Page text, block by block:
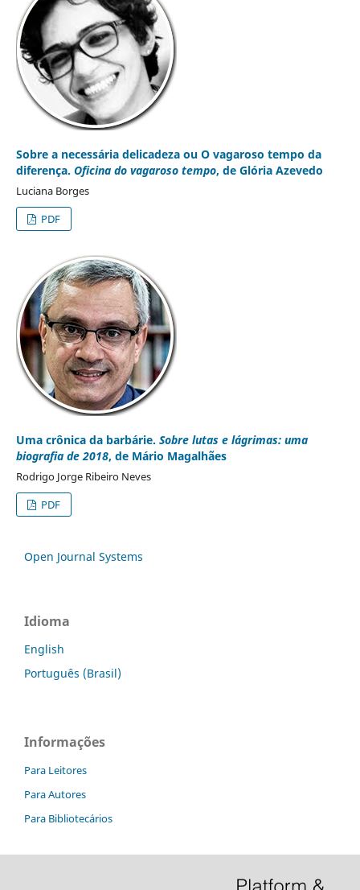
Sobre a necessária delicadeza ou O vagaroso tempo da
diferença. Oficina do vagaroso tempo, de Glória Azevedo
Luciana Borges
PDF
Uma crônica da barbárie. Sobre lutas e lágrimas: uma
biografia de 2018, de Mário Magalhães
Rodrigo Jorge Ribeiro Neves
PDF
Open Journal Systems
Idioma
English
Português (Brasil)
Informações
Para Leitores
Para Autores
Para Bibliotecários